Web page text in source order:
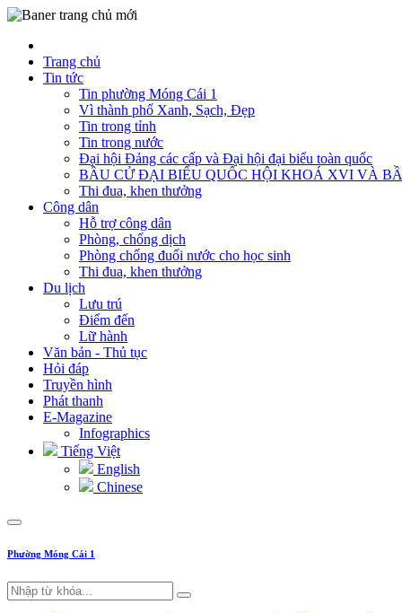
Trang chủ
Tin tức
Tin phường Móng Cái 1
Vì thành phố Xanh, Sạch, Đẹp
Tin trong tỉnh
Tin trong nước
Đại hội Đảng các cấp và Đại hội đại biểu toàn quốc
BẦU CỬ ĐẠI BIỂU QUỐC HỘI KHOÁ XVI VÀ
Thi đua, khen thưởng
Công dân
Hỗ trợ công dân
Phòng, chống dịch
Phòng chống đuối nước cho học sinh
Thi đua, khen thưởng
Du lịch
Lưu trú
Điểm đến
Lữ hành
Văn bản - Thủ tục
Hỏi đáp
Truyền hình
Phát thanh
E-Magazine
Infographics
Tiếng Việt
English
Chinese
Phường Móng Cái 1